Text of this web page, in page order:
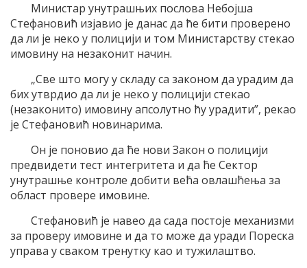
Министар унутрашњих послова Небојша
Стефановић изјавио је данас да ће бити проверено
да ли је неко у полицији и том Министарству стекао
имовину на незаконит начин.
„Све што могу у складу са законом да урадим да
бих утврдио да ли је неко у полицији стекао
(незаконито) имовину апсолутно ћу урадити”, рекао
је Стефановић новинарима.
Он је поновио да ће нови Закон о полицији
предвидети тест интегритета и да ће Сектор
унутрашње контроле добити већа овлашћења за
област провере имовине.
Стефановић је навео да сада постоје механизми
за проверу имовине и да то може да уради Пореска
управа у сваком тренутку као и тужилаштво.